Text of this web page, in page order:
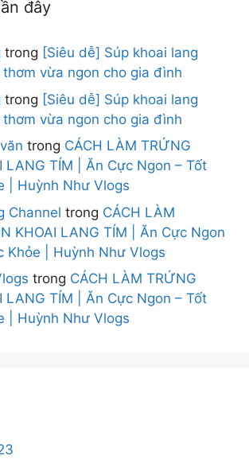
đây
trong [Siêu dễ] Súp khoai lang
vừa ngon cho gia đình
trong [Siêu dễ] Súp khoai lang
vừa ngon cho gia đình
trong CÁCH LÀM TRỨNG
LANG TÍM | Ăn Cực Ngon – Tốt
| Huỳnh Như Vlogs
Channel trong CÁCH LÀM
KHOAI LANG TÍM | Ăn Cực Ngon
Khỏe | Huỳnh Như Vlogs
trong CÁCH LÀM TRỨNG
LANG TÍM | Ăn Cực Ngon – Tốt
| Huỳnh Như Vlogs